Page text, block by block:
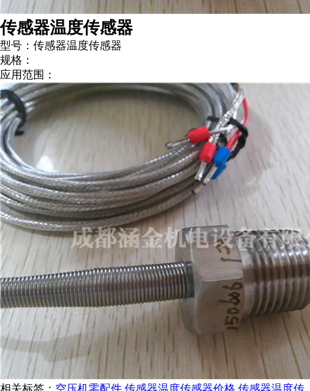
传感器温度传感器
型号：传感器温度传感器
规格：
应用范围：
相关标签： 空压机零配件,传感器温度传感器价格,传感器温度传